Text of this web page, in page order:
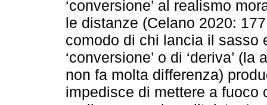
‘conversione’ al realismo
le distanze (Celano 2020:
comodo di chi lancia il sasso
‘conversione’ o di ‘deriva’
non fa molta differenza)
impedisce di mettere a fuoco